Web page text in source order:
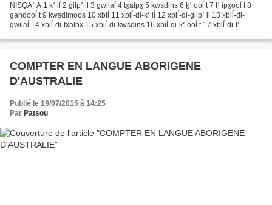
NISG̱A՚ A 1 k՚ il̕ 2 gilp՚ il 3 gwilal̕ 4 tx̱alpx̱ 5 kwsdins 6 ḵ՚ ool̕ t 7 t՚ ipx̱ool̕ t 8
ɢ̱andool̕ t 9 kwsdimoos 10 xbil̕ 11 xbil̕-di-k՚ il̕ 12 xbil̕-di-gilp՚ il 13 xbil̕-di-
gwilal̕ 14 xbil̕-di-tx̱alpx̱ 15 xbil̕-di-kwsdins 16 xbil̕-di-ḵ՚ ool̕ t 17 xbil̕-di-t՚...
COMPTER EN LANGUE ABORIGENE
D'AUSTRALIE
Publié le 19/07/2015 à 14:25
Par Patsou